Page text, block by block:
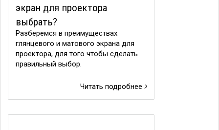
экран для проектора
выбрать?
Разберемся в преимуществах
глянцевого и матового экрана для
проектора, для того чтобы сделать
правильный выбор.
Читать подробнее